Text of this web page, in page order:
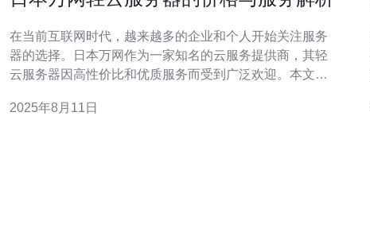
在当前互联网时代，越来越多的企业和个人开始关注服务
器的选择。日本万网作为一家知名的云服务提供商，其轻
云服务器因高性价比和优质服务而受到广泛欢迎。本文将
用户在选择时做出明智的决策。 首先，我们来看看日本万
2025年8月11日